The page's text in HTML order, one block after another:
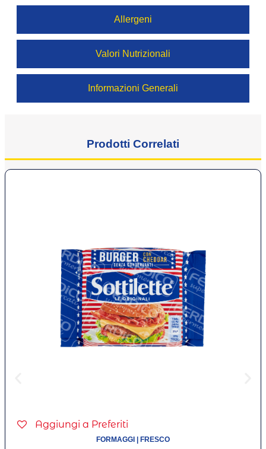
Allergeni
Valori Nutrizionali
Informazioni Generali
Prodotti Correlati
Aggiungi a Preferiti
FORMAGGI FRESCO